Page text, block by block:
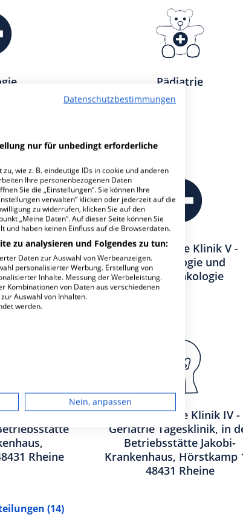
Pädiatrie
Medizinische Klinik V -
Pneumologie und
Thoraxonkologie
IV -
Rheine
Medizinische Klinik IV -
Geriatrie Tagesklinik, in
Betriebsstätte Jakobi-
Krankenhaus, Hörstkamp
48431 Rheine
14
Datenschutzbestimmungen
nur für unbedingt erforderliche
wie z. B. eindeutige IDs in cookie und anderen
Ihre personenbezogenen Daten
Sie die „Einstellungen“. Sie können Ihre
verwalten“ klicken oder jederzeit auf die
zu widerrufen, klicken Sie auf den
„Meine Daten“. Auf dieser Seite können Sie
und haben keinen Einfluss auf die Browserdaten.
zu analysieren und Folgendes zu tun:
Daten zur Auswahl von Werbeanzeigen.
personalisierter Werbung. Erstellung von
Inhalte. Messung der Werbeleistung.
Kombinationen von Daten aus verschiedenen
Auswahl von Inhalten.
werden.
Nein, anpassen